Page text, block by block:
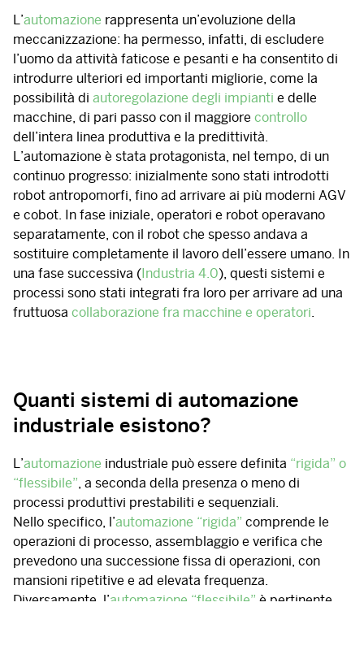
L’automazione rappresenta un’evoluzione della
meccanizzazione: ha permesso, infatti, di escludere
l’uomo da attività faticose e pesanti e ha consentito di
introdurre ulteriori ed importanti migliorie, come la
possibilità di autoregolazione degli impianti e delle
macchine, di pari passo con il maggiore controllo
dell’intera linea produttiva e la predittività.
L’automazione è stata protagonista, nel tempo, di un
continuo progresso: inizialmente sono stati introdotti
robot antropomorfi, fino ad arrivare ai più moderni AGV
e cobot. In fase iniziale, operatori e robot operavano
separatamente, con il robot che spesso andava a
sostituire completamente il lavoro dell’essere umano. In
una fase successiva ( Industria 4.0), questi sistemi e
processi sono stati integrati fra loro per arrivare ad una
fruttuosa collaborazione fra macchine e operatori.
Quanti sistemi di automazione
industriale esistono?
L’automazione industriale può essere definita “rigida” o
“flessibile”, a seconda della presenza o meno di
processi produttivi prestabiliti e sequenziali.
Nello specifico, l’automazione “rigida” comprende le
operazioni di processo, assemblaggio e verifica che
prevedono una successione fissa di operazioni, con
mansioni ripetitive e ad elevata frequenza.
Diversamente, l’automazione “flessibile” è pertinente